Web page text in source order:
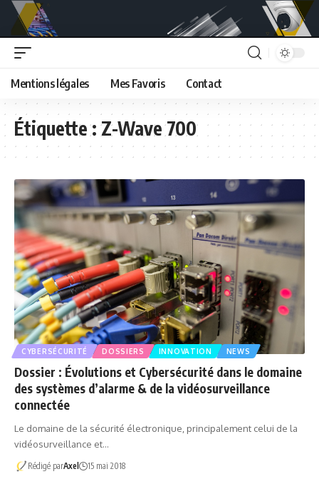
Mentions légales Mes Favoris Contact
Étiquette :Z-Wave 700
CYBERSÉCURITÉ DOSSIERS INNOVATION NEWS
Dossier : Évolutions et Cybersécurité dans le domaine
des systèmes d’alarme & de la vidéosurveillance
connectée
Le domaine de la sécurité électronique, principalement celui de la
vidéosurveillance et…
Rédigé parAxel 15 mai 2018